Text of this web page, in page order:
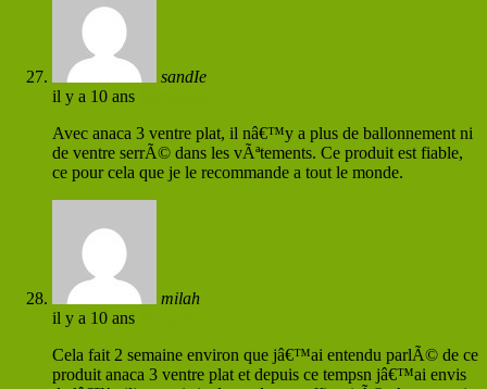
sandIe
il y a 10 ans
Avec anaca 3 ventre plat, il nâ€™y a plus de ballonnement ni
de ventre serrÃ© dans les vÃªtements. Ce produit est fiable,
ce pour cela que je le recommande a tout le monde.
milah
il y a 10 ans
Cela fait 2 semaine environ que jâ€™ai entendu parlÃ© de ce
produit anaca 3 ventre plat et depuis ce tempsn jâ€™ai envis